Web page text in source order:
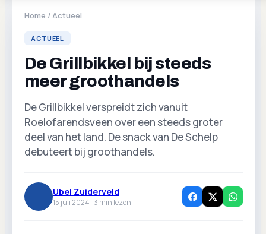
Home /Actueel
ACTUEEL
De Grillbikkel bij steeds
meer groothandels
De Grillbikkel verspreidt zich vanuit
Roelofarendsveen over een steeds groter
deel van het land. De snack van De Schelp
debuteert bij groothandels.
Ubel Zuiderveld
15 juli 2024 ·3 min lezen